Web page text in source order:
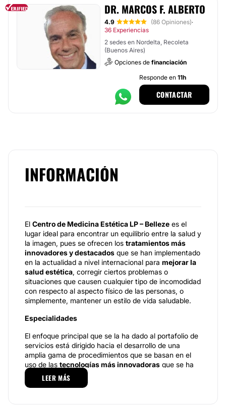
DR. MARCOS F. ALBERTO
4.9 (86 Opiniones)·
36 Experiencias
2 sedes en Nordelta, Recoleta
(Buenos Aires)
Opciones de financiación
Responde en 11h
CONTACTAR
INFORMACIÓN
El Centro de Medicina Estética LP – Belleze es el
lugar ideal para encontrar un equilibrio entre la salud y
la imagen, pues se ofrecen los tratamientos más
innovadores y destacados que se han implementado
en la actualidad a nivel internacional para mejorar la
salud estética, corregir ciertos problemas o
situaciones que causen cualquier tipo de incomodidad
con respecto al aspecto físico de las personas, o
simplemente, mantener un estilo de vida saludable.
Especialidades
El enfoque principal que se la ha dado al portafolio de
servicios está dirigido hacia el desarrollo de una
amplia gama de procedimientos que se basan en el
uso de las tecnologías más innovadoras que se ha
implementado en la actualidad para todo lo que
abarca la medicina estética y el cuidado facial y
LEER MÁS